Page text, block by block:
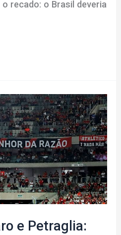
recado: o Brasil deveria
e Petraglia: